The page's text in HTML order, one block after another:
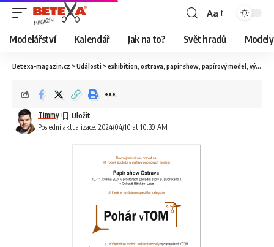
Aa
Modelářství Kalendář Jak na to? Svět hradů
Betexa-magazin.cz >Události >exhibition ostrava papir show papírový model výstava
Poslední aktualizace: 2024/04/10 at 10:39 AM
Timmy